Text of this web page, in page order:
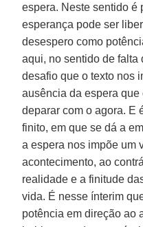
espera. Neste sentido é
esperança pode ser
desespero como
aqui, no sentido de falta
desafio que o texto nos
ausência da espera
deparar com o agora. E
finito, em que se dá a
a espera nos impõe um
acontecimento, ao
realidade e a finitude
vida. É nesse ínterim
potência em direção ao